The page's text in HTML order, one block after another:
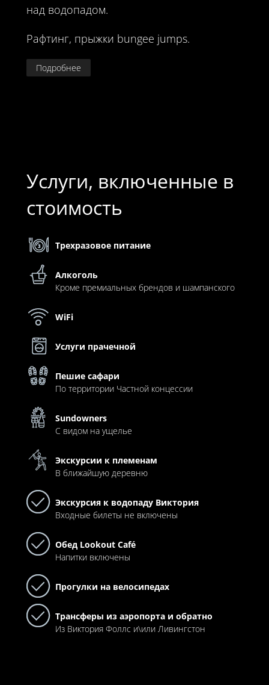
над водопадом.
Рафтинг, прыжки bungee jumps.
Подробнее
Услуги, включенные в
стоимость
Трехразовое питание
Алкоголь
Кроме премиальных брендов и шампанского
WiFi
Услуги прачечной
Пешие сафари
По территории Частной концессии
Sundowners
С видом на ущелье
Экскурсии к племенам
В ближайшую деревню
Экскурсия к водопаду Виктория
Входные билеты не включены
Обед Lookout Café
Напитки включены
Прогулки на велосипедах
Трансферы из аэропорта и обратно
Из Виктория Фоллс и\или Ливингстон